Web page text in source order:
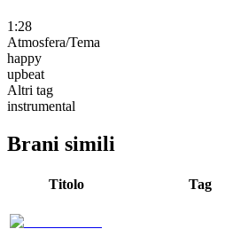
1:28
Atmosfera/Tema
happy
upbeat
Altri tag
instrumental
Brani simili
Titolo Tag